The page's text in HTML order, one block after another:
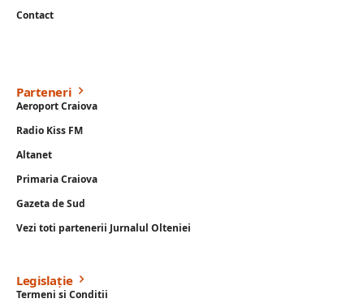
Contact
Parteneri
Aeroport Craiova
Radio Kiss FM
Altanet
Primaria Craiova
Gazeta de Sud
Vezi toti partenerii Jurnalul Olteniei
Legislație
Termeni si Conditii